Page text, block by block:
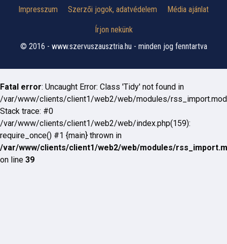
Impresszum Szerzői jogok, adatvédelem Média ajánlat
Írjon nekünk
© 2016 - www.szervuszausztria.hu - minden jog fenntartva
Fatal error: Uncaught Error: Class 'Tidy' not found in
/var/www/clients/client1/web2/web/modules/
Stack trace: #0
/var/www/clients/client1/web2/web/index.php(159):
require_once() #1 {main} thrown in
/var/www/clients/client1/web2/web/modules/
on line 39